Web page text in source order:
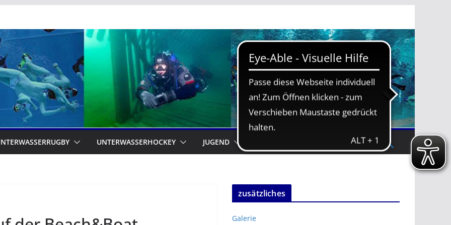
UNTERWASSERHOCKEY JUGEND
zusätzliches
Galerie